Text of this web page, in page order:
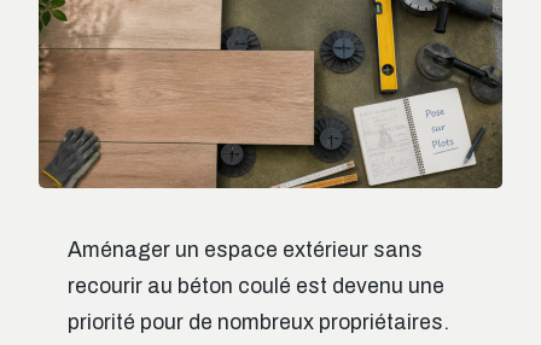
Aménager un espace extérieur sans
recourir au béton coulé est devenu une
priorité pour de nombreux propriétaires.